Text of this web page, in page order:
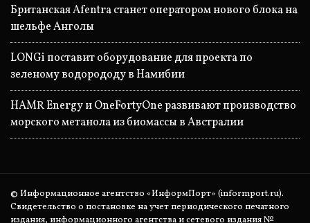
Британская Afentra станет оператором нового блока на
шельфе Анголы
LONGi поставит оборудование для проекта по
зеленому водорододу в Намибии
HAMR Energy и OneFortyOne развивают производство
морского метанола из биомассы в Австралии
© Информационное агентство «ИнформПорт» (informport.ru).
Свидетельство о постановке на учет периодического печатного
издания, информационного агентства и сетевого издания №